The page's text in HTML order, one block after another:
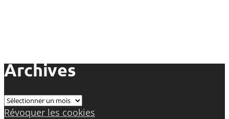
Archives
Archives
Révoquer les cookies